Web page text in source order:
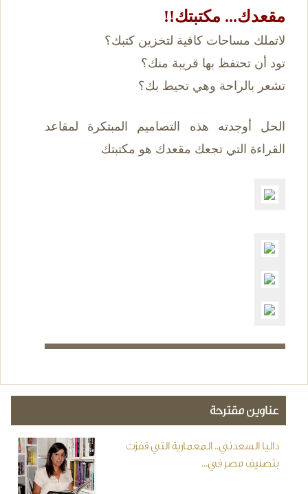
مقعدك... مكتبتك!!
لاتملك مساحات كافية لتخزين كتبك؟
تود أن تحتفظ بها قريبة منك؟
تشعر بالراحة وهي تحيط بك؟
الحل أوجدته هذه التصاميم المبتكرة لمقاعد
القراءة التي تجعك مقعدك هو مكتبتك
عناوين مقترحة
داليا السعدني.. المعمارية التي قفزت
بتصنيف مصر في...